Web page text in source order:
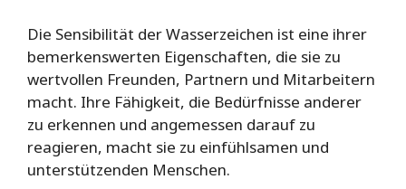
Die Sensibilität der Wasserzeichen ist eine ihrer
bemerkenswerten Eigenschaften, die sie zu
wertvollen Freunden, Partnern und Mitarbeitern
macht. Ihre Fähigkeit, die Bedürfnisse anderer
zu erkennen und angemessen darauf zu
reagieren, macht sie zu einfühlsamen und
unterstützenden Menschen.